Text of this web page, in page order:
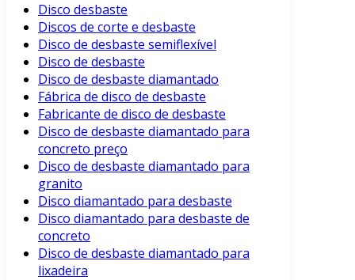
Disco desbaste
Discos de corte e desbaste
Disco de desbaste semiflexível
Disco de desbaste
Disco de desbaste diamantado
Fábrica de disco de desbaste
Fabricante de disco de desbaste
Disco de desbaste diamantado para
concreto preço
Disco de desbaste diamantado para
granito
Disco diamantado para desbaste
Disco diamantado para desbaste de
concreto
Disco de desbaste diamantado para
lixadeira